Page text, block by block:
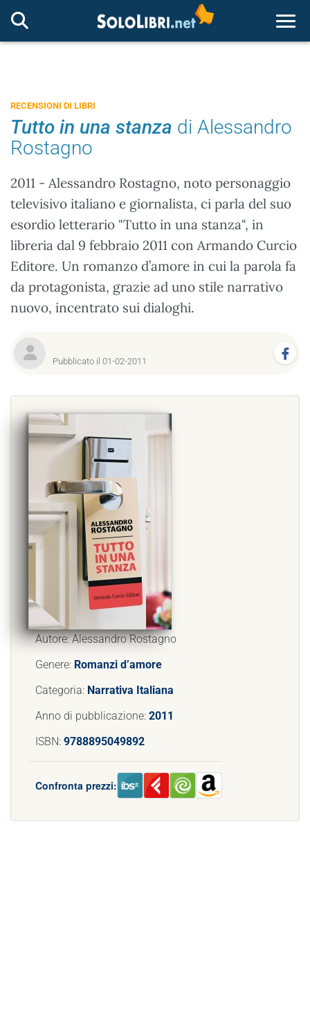
RECENSIONI DI LIBRI
Tutto in una stanza di Alessandro
Rostagno
2011 - Alessandro Rostagno, noto personaggio
televisivo italiano e giornalista, ci parla del suo
esordio letterario "Tutto in una stanza", in
libreria dal 9 febbraio 2011 con Armando Curcio
Editore. Un romanzo d’amore in cui la parola fa
da protagonista, grazie ad uno stile narrativo
nuovo, incentrato sui dialoghi.
Pubblicato il 01-02-2011
Autore: Alessandro Rostagno
Genere: Romanzi d’amore
Categoria: Narrativa Italiana
Anno di pubblicazione: 2011
ISBN: 9788895049892
Confronta prezzi: